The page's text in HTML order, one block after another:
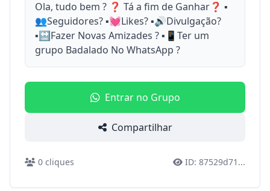
Ola, tudo bem ? ❓ Tá a fim de Ganhar❓ ▪
👥Seguidores? ▪💓Likes? ▪🔊Divulgação?
▪🔛Fazer Novas Amizades ? ▪📱Ter um
grupo Badalado No WhatsApp ?
Entrar no Grupo
Compartilhar
0 cliques ID: 87529d71 ...